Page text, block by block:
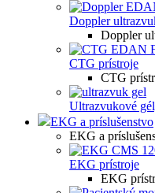
Doppler
Doppler
CTG prístroje
CTG
Ultrazvukové
EKG a príslušenstvo
EKG a
EKG prístroje
EKG